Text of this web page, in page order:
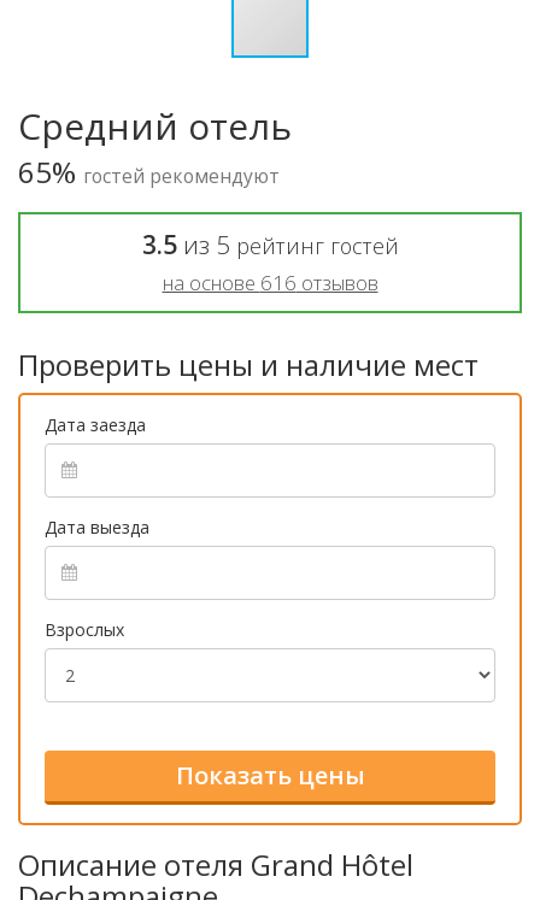
Средний отель
65% гостей рекомендуют
3.5из 5 рейтинг гостей
на основе 616 отзывов
Проверить цены и наличие мест
Дата заезда
Дата выезда
Взрослых
Описание отеля Grand Hôtel